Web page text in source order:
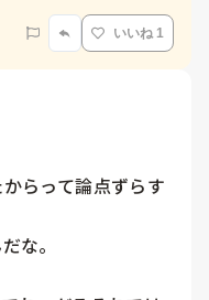
いいね 1
らって論点ずらす
な。